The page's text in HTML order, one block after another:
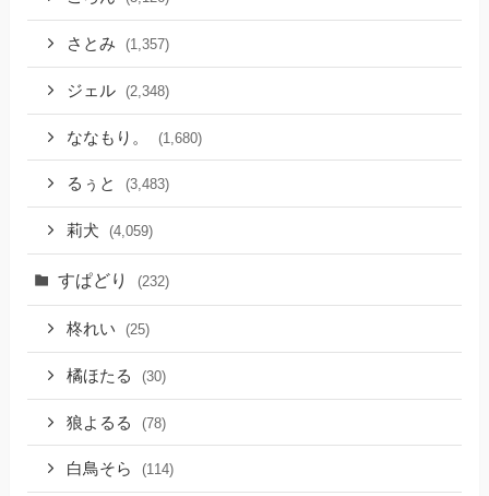
さとみ (1,357)
ジェル (2,348)
ななもり。 (1,680)
るぅと (3,483)
莉犬 (4,059)
すぱどり (232)
柊れい (25)
橘ほたる (30)
狼よるる (78)
白鳥そら (114)